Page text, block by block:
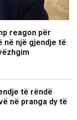
reagon për
në një gjendje të
të rëndë
në pranga dy të